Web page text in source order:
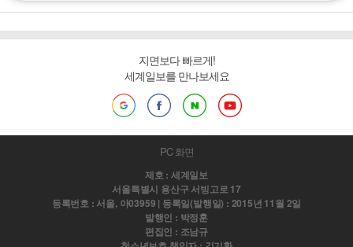
지면보다 빠르게!
세계일보를 만나보세요
PC 화면
제호 : 세계일보
서울특별시 용산구 서빙고로 17
등록번호 : 서울, 아03959 | 등록일(발행일) : 2015년 11월 2일
발행인 : 박정훈
편집인 : 조남규